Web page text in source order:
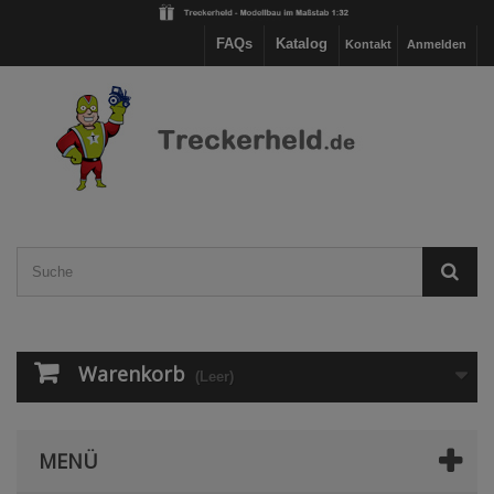
Anmelden
Kontakt
Katalog
FAQs
Warenkorb (Leer)
MENÜ